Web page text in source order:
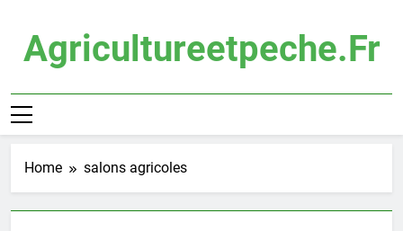
contentAgricultureetpeche.fr
Home salons agricoles